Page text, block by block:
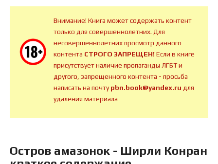
Внимание! Книга может содержать контент
только для совершеннолетних. Для
несовершеннолетних просмотр данного
контента СТРОГО ЗАПРЕЩЕН!Если в книге
присутствует наличие пропаганды ЛГБТ и
другого, запрещенного контента - просьба
написать на почтуpbn.book@yandex.ru для
удаления материала
Остров амазонок - Ширли Конран